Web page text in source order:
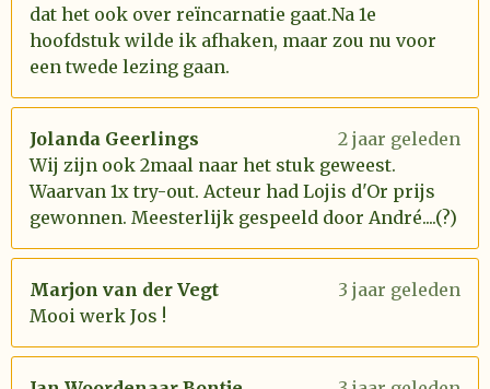
dat het ook over reïncarnatie gaat.Na 1e
hoofdstuk wilde ik afhaken, maar zou nu voor
een twede lezing gaan.
Jolanda Geerlings
2 jaar geleden
Wij zijn ook 2maal naar het stuk geweest.
Waarvan 1x try-out. Acteur had Lojis d'Or prijs
gewonnen. Meesterlijk gespeeld door André....(?)
Marjon van der Vegt
3 jaar geleden
Mooi werk Jos !